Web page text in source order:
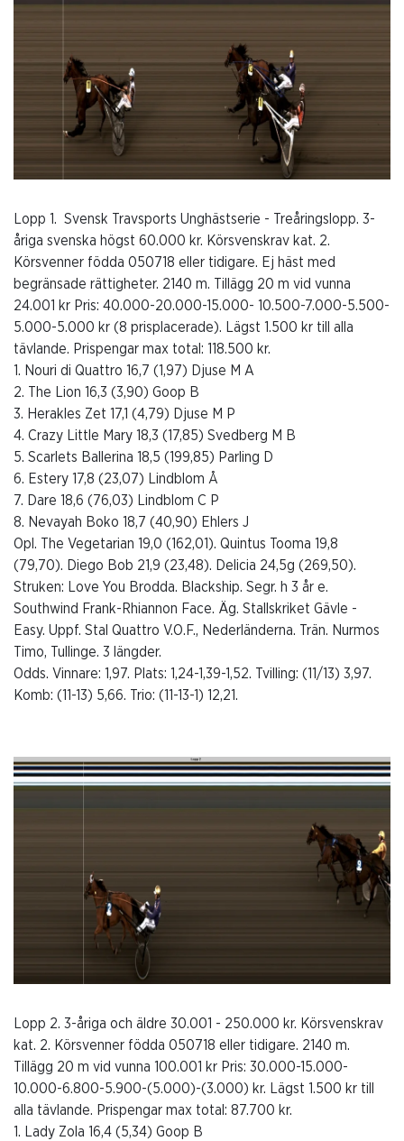
Lopp 1. Svensk Travsports Unghästserie - Treåringslopp. 3-
åriga svenska högst 60.000 kr. Körsvenskrav kat. 2.
Körsvenner födda 050718 eller tidigare. Ej häst med
begränsade rättigheter. 2140 m. Tillägg 20 m vid vunna
24.001 kr Pris: 40.000-20.000-15.000- 10.500-7.000-5.500-
5.000-5.000 kr (8 prisplacerade). Lägst 1.500 kr till alla
tävlande. Prispengar max total: 118.500 kr.
1. Nouri di Quattro 16,7 (1,97) Djuse M A
2. The Lion 16,3 (3,90) Goop B
3. Herakles Zet 17,1 (4,79) Djuse M P
4. Crazy Little Mary 18,3 (17,85) Svedberg M B
5. Scarlets Ballerina 18,5 (199,85) Parling D
6. Estery 17,8 (23,07) Lindblom Å
7. Dare 18,6 (76,03) Lindblom C P
8. Nevayah Boko 18,7 (40,90) Ehlers J
Opl. The Vegetarian 19,0 (162,01). Quintus Tooma 19,8
(79,70). Diego Bob 21,9 (23,48). Delicia 24,5g (269,50).
Struken: Love You Brodda. Blackship. Segr. h 3 år e.
Southwind Frank-Rhiannon Face. Äg. Stallskriket Gävle -
Easy. Uppf. Stal Quattro V.O.F., Nederländerna. Trän. Nurmos
Timo, Tullinge. 3 längder.
Odds. Vinnare: 1,97. Plats: 1,24-1,39-1,52. Tvilling: (11/13) 3,97.
Komb: (11-13) 5,66. Trio: (11-13-1) 12,21.
Lopp 2. 3-åriga och äldre 30.001 - 250.000 kr. Körsvenskrav
kat. 2. Körsvenner födda 050718 eller tidigare. 2140 m.
Tillägg 20 m vid vunna 100.001 kr Pris: 30.000-15.000-
10.000-6.800-5.900-(5.000)-(3.000) kr. Lägst 1.500 kr till
alla tävlande. Prispengar max total: 87.700 kr.
1. Lady Zola 16,4 (5,34) Goop B